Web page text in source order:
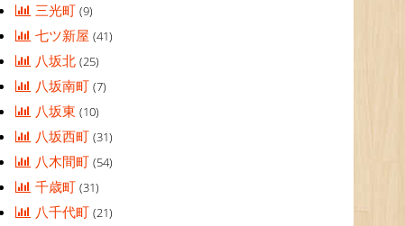
三光町(9)
七ツ新屋(41)
八坂北(25)
八坂南町(7)
八坂東(10)
八坂西町(31)
八木間町(54)
千歳町(31)
八千代町(21)